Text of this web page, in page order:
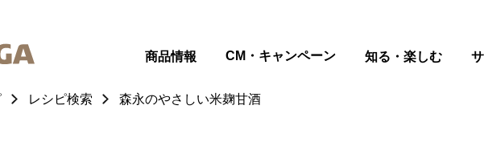
商品情報 CM・キャンペーン 知る・楽しむ
レシピ検索 森永のやさしい米麹甘酒